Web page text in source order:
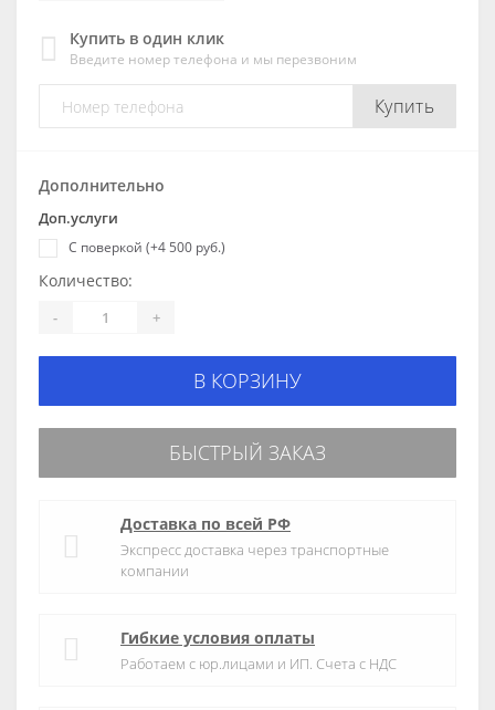
Купить в один клик
Введите номер телефона и мы перезвоним
Купить
Дополнительно
Доп.услуги
С поверкой (+4 500 руб.)
Количество:
- +
В КОРЗИНУ
БЫСТРЫЙ ЗАКАЗ
Доставка по всей РФ
Экспресс доставка через транспортные
компании
Гибкие условия оплаты
Работаем с юр.лицами и ИП. Счета с НДС